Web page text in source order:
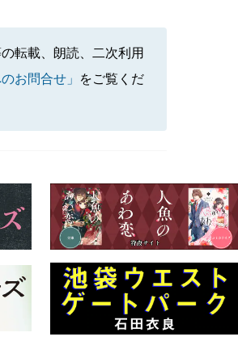
転載、朗読、二次利用
お問合せ」
をご覧くだ